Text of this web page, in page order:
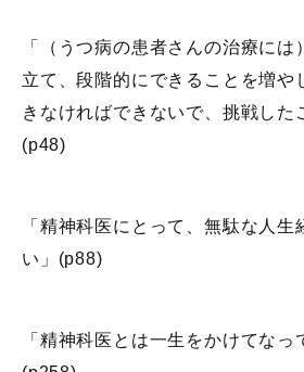
「（うつ病の患者さんの治療には
立て、段階的にできることを増や
きなければできないで、挑戦した
(p48)
「精神科医にとって、無駄な人生
い」(p88)
「精神科医とは一生をかけてなっ